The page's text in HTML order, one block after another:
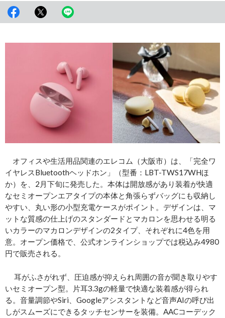
オフィスや生活用品関連のエレコム（大阪市）は、「完全ワ
イヤレスBluetoothヘッドホン」（型番：LBT-TWS17WHほ
か）を、2月下旬に発売した。本体は開放感があり装着が快適
なセミオープンエアタイプの本体と角張らずバッグにも収納し
やすい、丸い形の小型充電ケースがポイント。デザインは、マ
ットな質感の仕上げのスタンダードとマカロンを思わせる明る
いカラーのマカロンデザインの2タイプ、それぞれに4色を用
意。オープン価格で、公式オンラインショップでは税込み4980
円で販売される。
耳がふさがれず、圧迫感が抑えられ周囲の音が聞き取りやす
いセミオープン型。片耳3.3gの軽量で快適な装着感が得られ
る。音量調節やSiri、Googleアシスタントなど音声AIの呼び出
しがスムーズにできるタッチセンサーを装備。AACコーデック